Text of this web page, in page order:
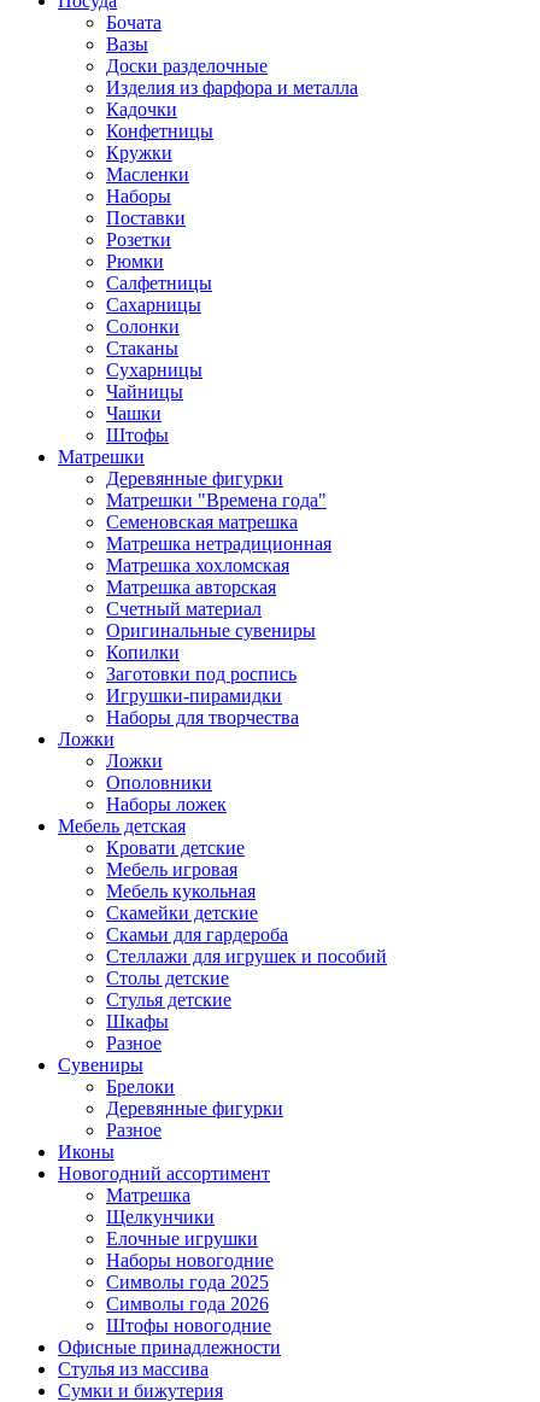
Бочата
Вазы
Доски разделочные
Изделия из фарфора и металла
Кадочки
Конфетницы
Кружки
Масленки
Наборы
Поставки
Розетки
Рюмки
Салфетницы
Сахарницы
Солонки
Стаканы
Сухарницы
Чайницы
Чашки
Штофы
Матрешки
Деревянные фигурки
Матрешки "Времена года"
Семеновская матрешка
Матрешка нетрадиционная
Матрешка хохломская
Матрешка авторская
Счетный материал
Оригинальные сувениры
Копилки
Заготовки под роспись
Игрушки-пирамидки
Наборы для творчества
Ложки
Ложки
Ополовники
Наборы ложек
Мебель детская
Кровати детские
Мебель игровая
Мебель кукольная
Скамейки детские
Скамьи для гардероба
Стеллажи для игрушек и пособий
Столы детские
Стулья детские
Шкафы
Разное
Сувениры
Брелоки
Деревянные фигурки
Разное
Иконы
Новогодний ассортимент
Матрешка
Щелкунчики
Елочные игрушки
Наборы новогодние
Символы года 2025
Символы года 2026
Штофы новогодние
Офисные принадлежности
Стулья из массива
Сумки и бижутерия